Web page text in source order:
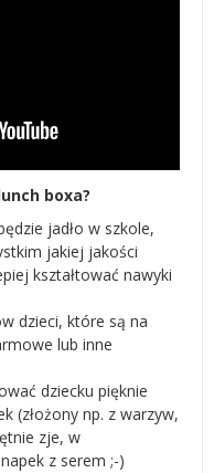
boxa?
jadło w szkole,
jakiej jakości
kształtować nawyki
dzieci, które są na
lub inne
dziecku pięknie
(złożony np. z warzyw,
zje, w
z serem ;-)